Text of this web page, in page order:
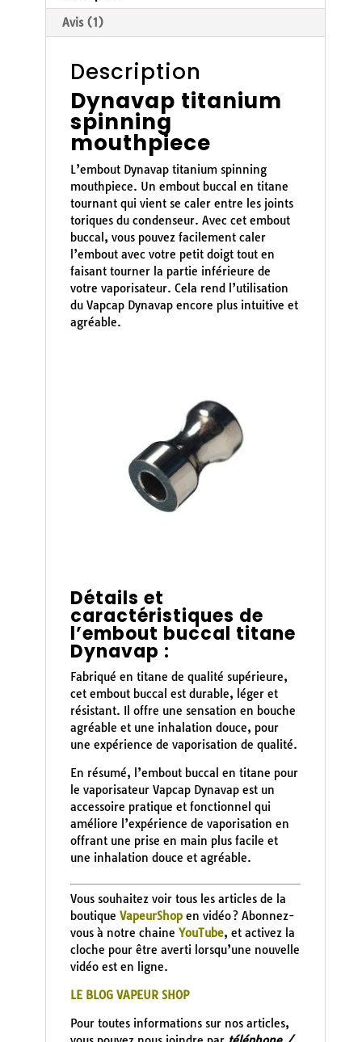
Avis (1)
Description
Dynavap titanium
spinning
mouthpiece
L’embout Dynavap titanium spinning
mouthpiece. Un embout buccal en titane
tournant qui vient se caler entre les joints
toriques du condenseur. Avec cet embout
buccal, vous pouvez facilement caler
l’embout avec votre petit doigt tout en
faisant tourner la partie inférieure de
votre vaporisateur. Cela rend l’utilisation
du Vapcap Dynavap encore plus intuitive et
agréable.
Détails et
caractéristiques de
l’embout buccal titane
Dynavap :
Fabriqué en titane de qualité supérieure,
cet embout buccal est durable, léger et
résistant. Il offre une sensation en bouche
agréable et une inhalation douce, pour
une expérience de vaporisation de qualité.
En résumé, l’embout buccal en titane pour
le vaporisateur Vapcap Dynavap est un
accessoire pratique et fonctionnel qui
améliore l’expérience de vaporisation en
offrant une prise en main plus facile et
une inhalation douce et agréable.
Vous souhaitez voir tous les articles de la
boutique VapeurShopen vidéo ? Abonnez-
vous à notre chaine YouTube, et activez la
cloche pour être averti lorsqu’une nouvelle
vidéo est en ligne.
LE BLOG VAPEUR SHOP
Pour toutes informations sur nos articles,